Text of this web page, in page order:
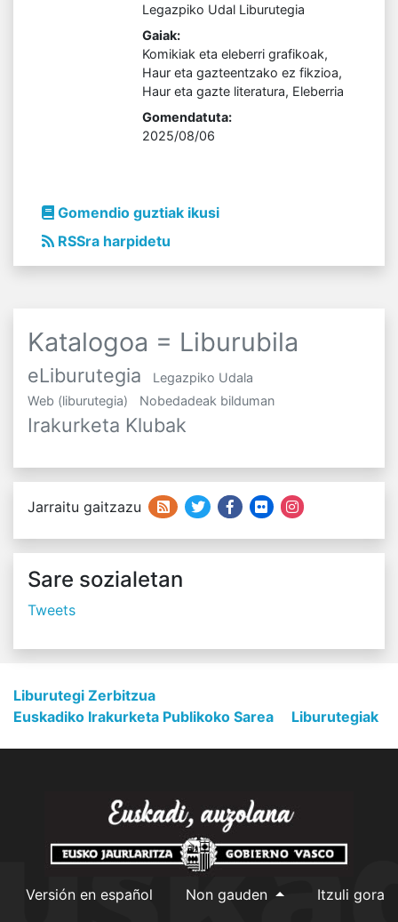
Legazpiko Udal Liburutegia
Gaiak:
Komikiak eta eleberri grafikoak,
Haur eta gazteentzako ez fikzioa,
Haur eta gazte literatura, Eleberria
Gomendatuta:
2025/08/06
Gomendio guztiak ikusi
RSSra harpidetu
Katalogoa = Liburubila
eLiburutegia
Legazpiko Udala
Web (liburutegia)
Nobedadeak bilduman
Irakurketa Klubak
Jarraitu gaitzazu
Sare sozialetan
Tweets
Liburutegi Zerbitzua
Euskadiko Irakurketa Publikoko Sarea
Liburutegiak
Versión en español Non gauden Itzuli gora